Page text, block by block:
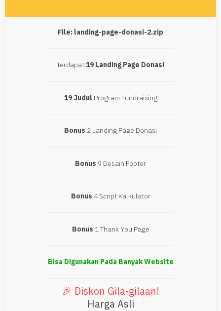
File: landing-page-donasi-2.zip
Terdapat19 Landing Page Donasi
19 Judul Program Fundraising
Bonus 2 Landing Page Donasi
Bonus 9 Desain Footer
Bonus 4 Script Kalkulator
Bonus 1 Thank You Page
Bisa Digunakan Pada Banyak Website
🎉 Diskon Gila-gilaan!
Harga Asli